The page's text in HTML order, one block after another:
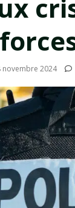
novembre 2024